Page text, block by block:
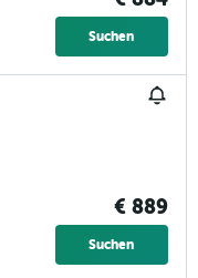
Suchen
€ 889
Suchen